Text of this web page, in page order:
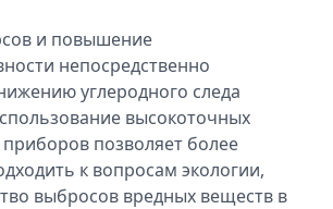
и повышение
непосредственно
углеродного следа
высокоточных
позволяет более
к вопросам экологии,
выбросов вредных веществ в